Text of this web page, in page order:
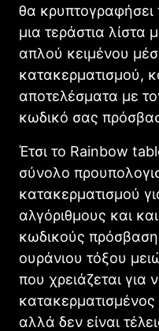
θα κρυπτογραφήσει
μια τεράστια
απλού κειμένου
κατακερματισμού,
αποτελέσματα με
κωδικό σας
Έτσι το Rainbow
σύνολο
κατακερματισμού
αλγόριθμους και
κωδικούς
ουράνιου τόξου
που χρειάζεται για
αλλά δεν είναι